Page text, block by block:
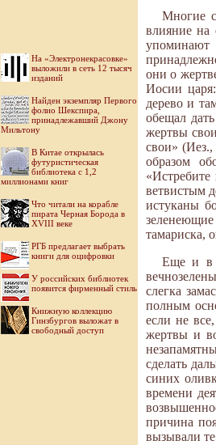
На «Электронекрасовке»
выложили в сеть 12 тысяч
изданий
Найден экземпляр Первого
фолио Шекспира,
принадлежавший Джону
Мильтону
В Китае открылась
футуристическая
библиотека с 1,2
миллионами книг
Что читали на корабле
пирата Черная Борода в
XVIII веке
РГБ предлагает выбрать
книги для оцифровки
У российских библиотек
появится фирменный стиль
Книжную коллекцию
Гинзбургов выложат в
свободный доступ
Многие
влияние на
упоминают
они о
Иосии
дерево и
обещал
жертвы
свои»
образом
ветвистым
истуканы
тамариска,
Еще и в
слегка
полным
если не
жертвы и
сделать
синих
времени
причина
вызывали